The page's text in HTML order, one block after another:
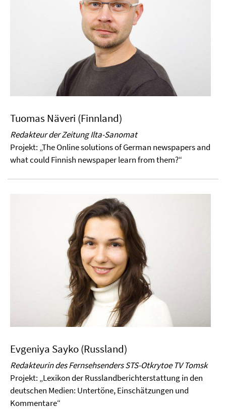
Tuomas Näveri (Finnland)
Redakteur der Zeitung Ilta-Sanomat
Projekt: „The Online solutions of German newspapers and
what could Finnish newspaper learn from them?“
Evgeniya Sayko (Russland)
Redakteurin des Fernsehsenders STS-Otkrytoe TV Tomsk
Projekt: „Lexikon der Russlandberichterstattung in den
deutschen Medien: Untertöne, Einschätzungen und
Kommentare“